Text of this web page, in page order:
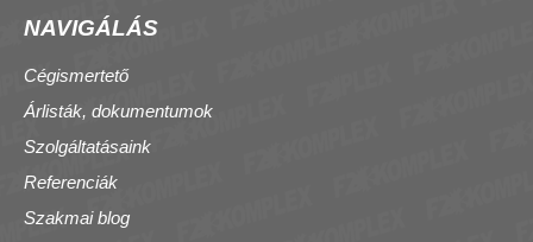
NAVIGÁLÁS
Cégismertető
Árlisták, dokumentumok
Szolgáltatásaink
Referenciák
Szakmai blog